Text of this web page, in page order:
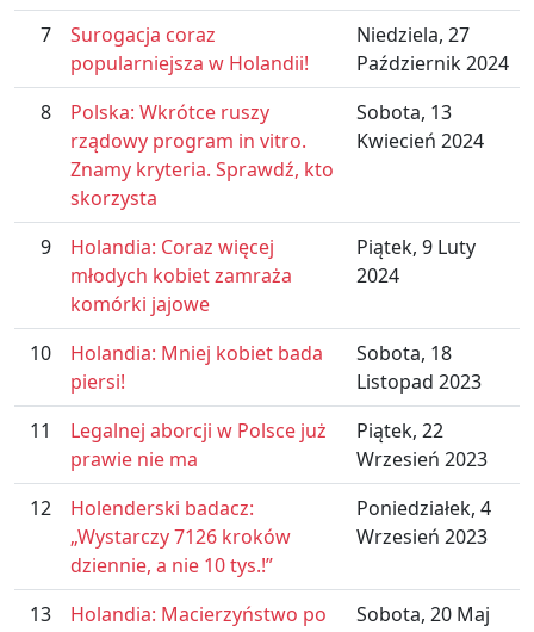
7
Surogacja coraz
popularniejsza w Holandii!
Niedziela, 27
Październik 2024
8
Polska: Wkrótce ruszy
rządowy program in vitro.
Znamy kryteria. Sprawdź, kto
skorzysta
Sobota, 13
Kwiecień 2024
9
Holandia: Coraz więcej
młodych kobiet zamraża
komórki jajowe
Piątek, 9 Luty
2024
10
Holandia: Mniej kobiet bada
piersi!
Sobota, 18
Listopad 2023
11
Legalnej aborcji w Polsce już
prawie nie ma
Piątek, 22
Wrzesień 2023
12
Holenderski badacz:
„Wystarczy 7126 kroków
dziennie, a nie 10 tys.!”
Poniedziałek, 4
Wrzesień 2023
13
Holandia: Macierzyństwo po
Sobota, 20 Maj